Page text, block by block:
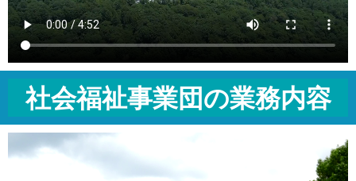
社会福祉事業団の業務内容